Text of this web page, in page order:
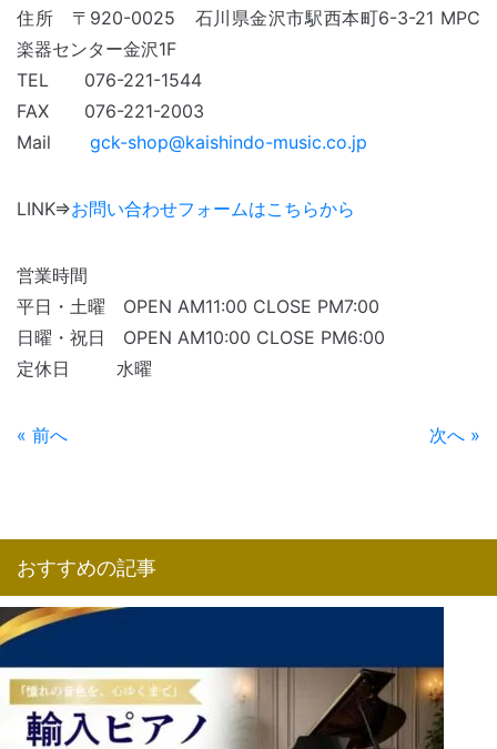
住所 〒920-0025 石川県金沢市駅西本町6-3-21 MPC
楽器センター金沢1F
TEL 076-221-1544
FAX 076-221-2003
Mail gck-shop@kaishindo-music.co.jp
LINK⇒お問い合わせフォームはこちらから
営業時間
平日・土曜 OPEN AM11:00 CLOSE PM7:00
日曜・祝日 OPEN AM10:00 CLOSE PM6:00
定休日 水曜
« 前へ 次へ »
おすすめの記事